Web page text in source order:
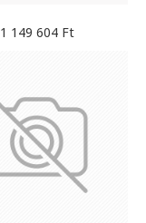
1 149 604 Ft